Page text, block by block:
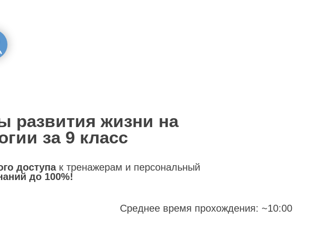
развития жизни на
за 9 класс
доступак тренажерам и персональный
до 100%!
Среднее время прохождения: ~10:00